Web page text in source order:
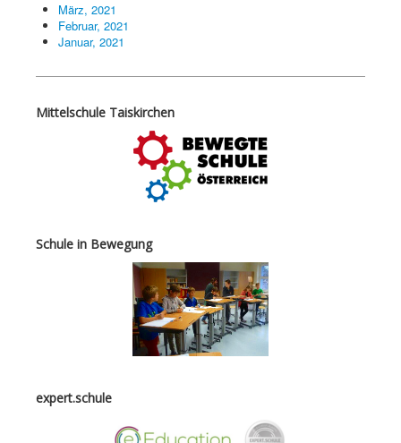
März, 2021
Februar, 2021
Januar, 2021
Mittelschule Taiskirchen
Schule in Bewegung
expert.schule